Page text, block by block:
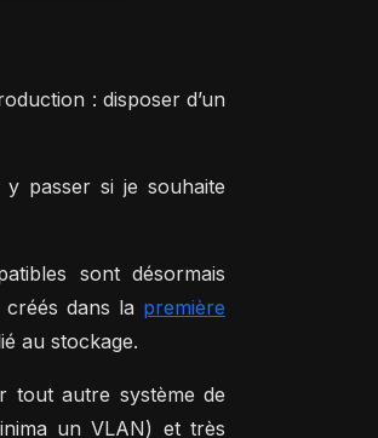
: disposer d’un
passer si je souhaite
sont désormais
dans la première
au stockage.
tout autre système de
un VLAN) et très